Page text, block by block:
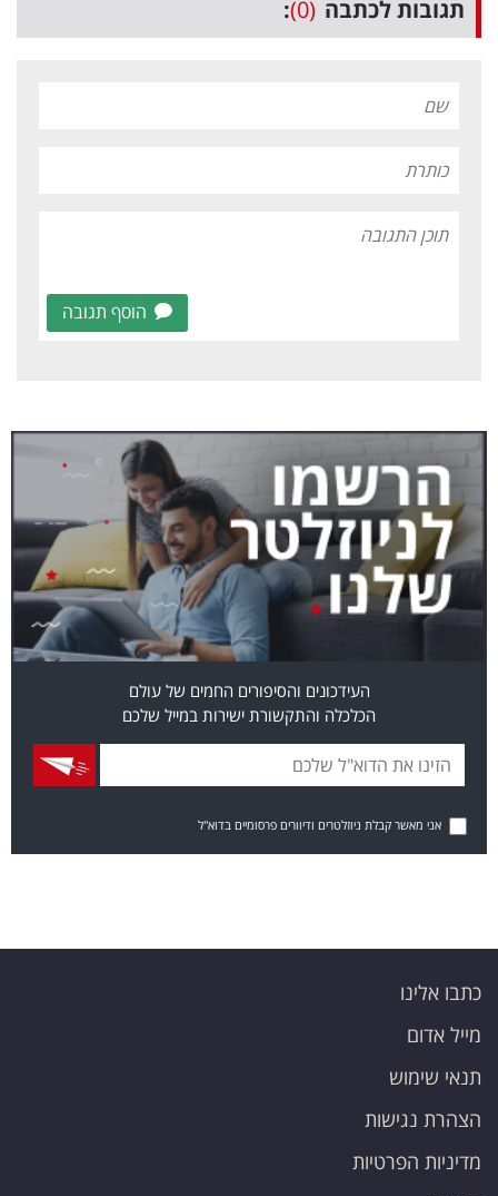
תגובות לכתבה (0)
:
הוסף תגובה
העידכונים והסיפורים החמים של עולם
הכלכלה והתקשורת ישירות במייל שלכם
אני מאשר קבלת ניוזלטרים ודיוורים פרסומיים בדוא"ל
כתבו אלינו
מייל אדום
תנאי שימוש
הצהרת נגישות
מדיניות הפרטיות